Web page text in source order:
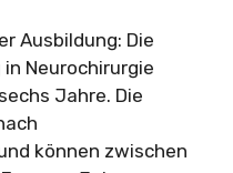
Ausbildung: Die
Neurochirurgie
Jahre. Die
können zwischen